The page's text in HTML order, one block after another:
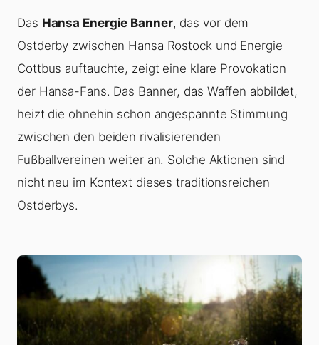
Das Hansa Energie Banner, das vor dem
Ostderby zwischen Hansa Rostock und Energie
Cottbus auftauchte, zeigt eine klare Provokation
der Hansa-Fans. Das Banner, das Waffen abbildet,
heizt die ohnehin schon angespannte Stimmung
zwischen den beiden rivalisierenden
Fußballvereinen weiter an. Solche Aktionen sind
nicht neu im Kontext dieses traditionsreichen
Ostderbys.